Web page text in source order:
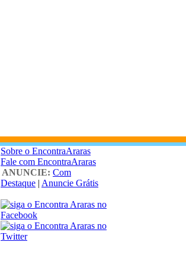
Sobre o EncontraAraras
Fale com EncontraAraras
ANUNCIE: Com
Destaque | Anuncie Grátis